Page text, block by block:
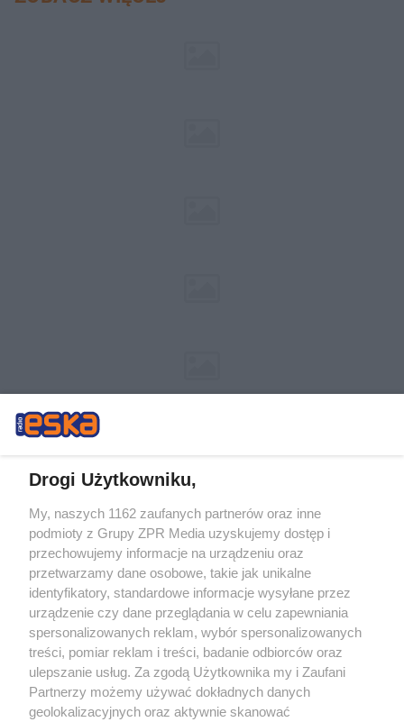
Żaden utwór zamieszczony w serwisie nie może być powielany i
rozpowszechniany lub dalej rozpowszechniany w jakikolwiek sposób (w
tym także elektroniczny lub mechaniczny) na jakimkolwiek polu
eksploatacji w jakiejkolwiek formie, włącznie z umieszczaniem w Internecie
bez pisemnej zgody właściciela praw. Jakiekolwiek użycie lub
wykorzystanie utworów w całości lub w części z naruszeniem prawa, tzn.
bez właściwej zgody, jest zabronione pod groźbą kary i może być ścigane
prawnie.
Drogi Użytkowniku,
My, naszych 1162 zaufanych partnerów oraz inne
podmioty z Grupy ZPR Media uzyskujemy dostęp i
przechowujemy informacje na urządzeniu oraz
przetwarzamy dane osobowe, takie jak unikalne
identyfikatory, standardowe informacje wysyłane przez
urządzenie czy dane przeglądania w celu zapewniania
spersonalizowanych reklam, wybór spersonalizowanych
treści, pomiar reklam i treści, badanie odbiorców oraz
ulepszanie usług. Za zgodą Użytkownika my i Zaufani
Partnerzy możemy używać dokładnych danych
geolokalizacyjnych oraz aktywnie skanować